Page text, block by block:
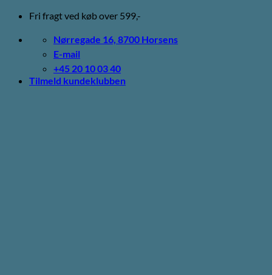
Fortsæt
indhold
Fri fragt ved køb over 599,-
Nørregade 16, 8700 Horsens
E-mail
+45 20 10 03 40
Tilmeld kundeklubben